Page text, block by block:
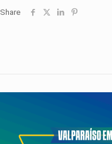
Share